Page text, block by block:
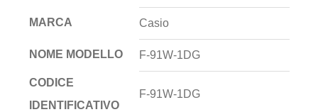
MARCA Casio
NOME MODELLO F-91W-1DG
CODICE
IDENTIFICATIVO
F-91W-1DG